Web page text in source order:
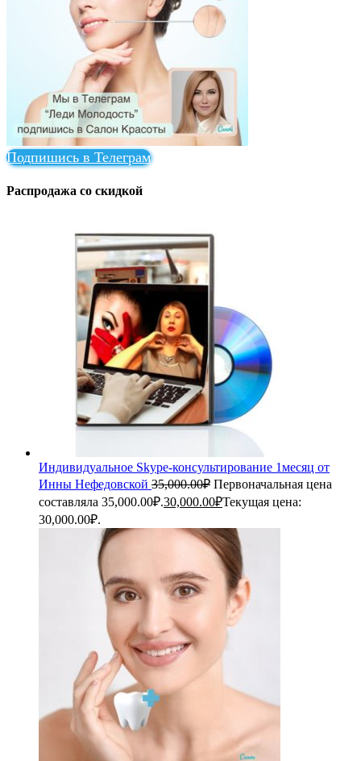
Подпишись в Телеграм
Распродажа со скидкой
Индивидуальное Skype-консультирование 1месяц от
Инны Нефедовской 35,000.00₽ Первоначальная цена
составляла 35,000.00₽.30,000.00₽Текущая цена:
30,000.00₽.